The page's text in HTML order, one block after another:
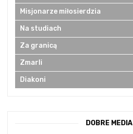
Misjonarze miłosierdzia
Na studiach
Za granicą
Zmarli
Diakoni
DOBRE MEDIA